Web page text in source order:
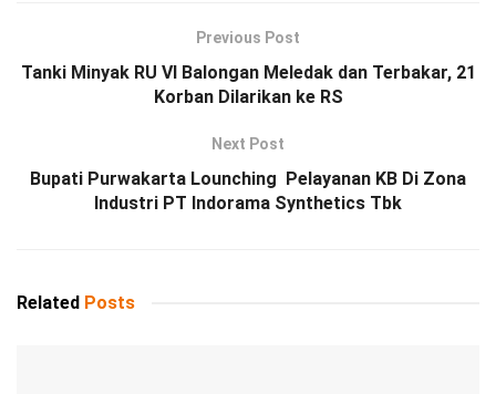
Previous Post
Tanki Minyak RU VI Balongan Meledak dan Terbakar, 21
Korban Dilarikan ke RS
Next Post
Bupati Purwakarta Lounching Pelayanan KB Di Zona
Industri PT Indorama Synthetics Tbk
Related Posts